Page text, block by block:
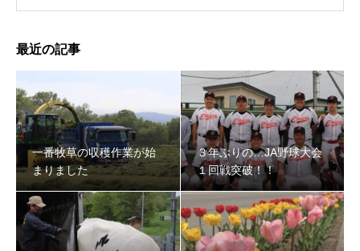
３年ぶりの…JA野球大会１回戦突破！！
最近の記事
一番牧草の収穫作業が始
まりました
３年ぶりの…JA野球大会
１回戦突破！！